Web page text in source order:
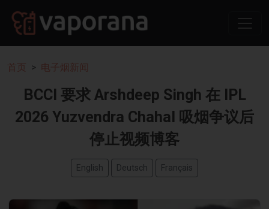
首页 电子烟新闻
BCCI 要求 Arshdeep Singh 在 IPL
2026 Yuzvendra Chahal 吸烟争议后
停止视频博客
English Deutsch Français